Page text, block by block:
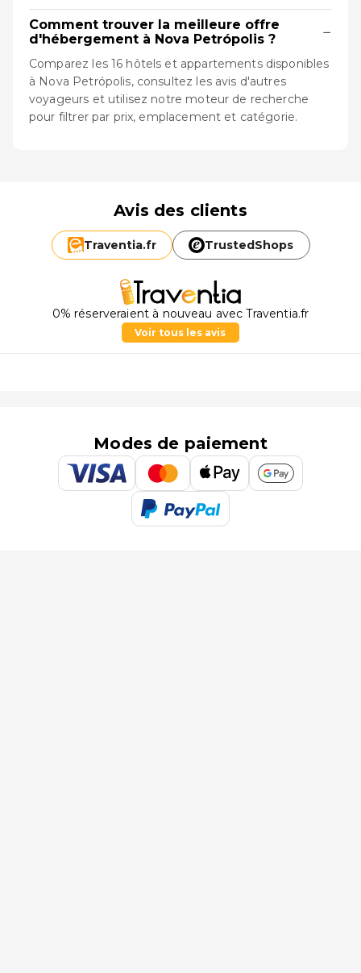
Comment trouver la meilleure offre
d'hébergement à Nova Petrópolis ?
−
Comparez les 16 hôtels et appartements disponibles
à Nova Petrópolis, consultez les avis d'autres
voyageurs et utilisez notre moteur de recherche
pour filtrer par prix, emplacement et catégorie.
Avis des clients
Traventia.fr TrustedShops
0% réserveraient à nouveau avec Traventia.fr
Voir tous les avis
Modes de paiement